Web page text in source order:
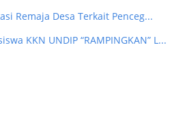
Remaja Desa Terkait Penceg...
KKN UNDIP “RAMPINGKAN” L...